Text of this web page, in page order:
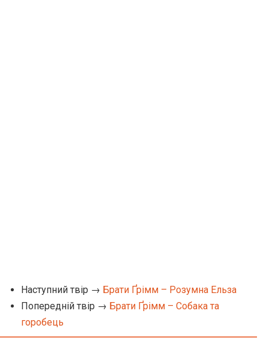
Наступний твір → Брати Ґрімм – Розумна Ельза
Попередній твір → Брати Ґрімм – Собака та
горобець